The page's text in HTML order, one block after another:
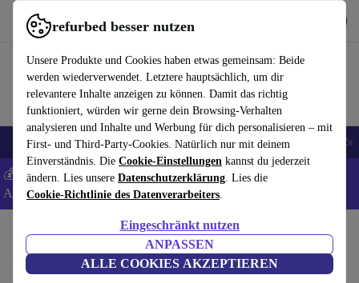
refurbed besser nutzen
Unsere Produkte und Cookies haben etwas gemeinsam: Beide
werden wiederverwendet. Letztere hauptsächlich, um dir
relevantere Inhalte anzeigen zu können. Damit das richtig
funktioniert, würden wir gerne dein Browsing-Verhalten
analysieren und Inhalte und Werbung für dich personalisieren – mit
First- und Third-Party-Cookies. Natürlich nur mit deinem
Einverständnis. Die Cookie-Einstellungen kannst du jederzeit
ändern. Lies unsere Datenschutzerklärung. Lies die
Cookie-Richtlinie des Datenverarbeiters.
Eingeschränkt nutzen
ANPASSEN
ALLE COOKIES AKZEPTIEREN
refurbed schnell und einfach nutzen
🎒 Back to school Handys Laptops Tablets Smartwatches Zubehör
💰 Extra -8% auf Samsung- und Google-Smartphones - Code:
ANDROID8 -AGB
Haushalt Zubehör für Haushaltsgeräte
Dyson Omega™ Leave-In Conditioning